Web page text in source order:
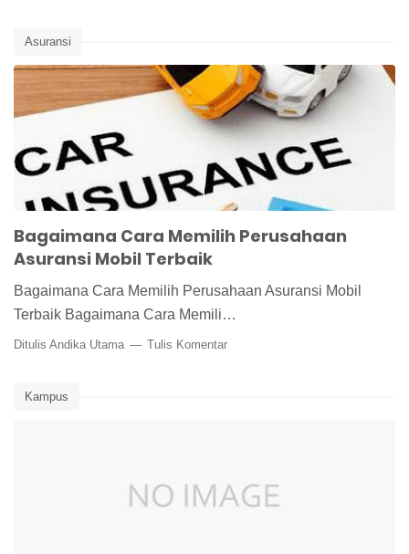
Asuransi
Bagaimana Cara Memilih Perusahaan
Asuransi Mobil Terbaik
Bagaimana Cara Memilih Perusahaan Asuransi Mobil
Terbaik Bagaimana Cara Memili…
Ditulis Andika Utama Tulis Komentar
Kampus